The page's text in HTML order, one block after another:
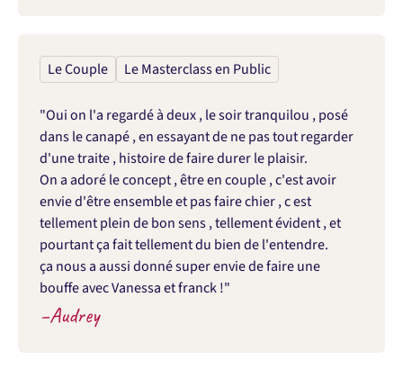
Le Couple Le Masterclass en Public
"Oui on l'a regardé à deux , le soir tranquilou , posé
dans le canapé , en essayant de ne pas tout regarder
d'une traite , histoire de faire durer le plaisir.
On a adoré le concept , être en couple , c'est avoir
envie d'être ensemble et pas faire chier , c est
tellement plein de bon sens , tellement évident , et
pourtant ça fait tellement du bien de l'entendre.
ça nous a aussi donné super envie de faire une
bouffe avec Vanessa et franck !"
–Audrey